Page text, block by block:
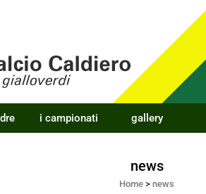
i campionati gallery
news
Home > news